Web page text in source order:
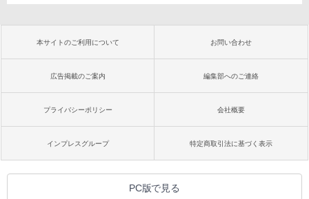
本サイトのご利用について お問い合わせ
広告掲載のご案内 編集部へのご連絡
プライバシーポリシー 会社概要
インプレスグループ 特定商取引法に基づく表示
PC版で見る